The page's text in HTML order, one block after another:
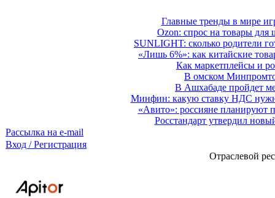
Главные тренды в мире
Ozon: спрос на товары для
SUNLIGHT: сколько родители
«Лишь 6%»: как китайские
Как маркетплейсы и
В омском
В Ашхабаде пройдет
Минфин: какую ставку НДС
«Авито»: россияне планируют
Росстандарт утвердил
Рассылка на e-mail
Вход / Регистрация
Отраслевой